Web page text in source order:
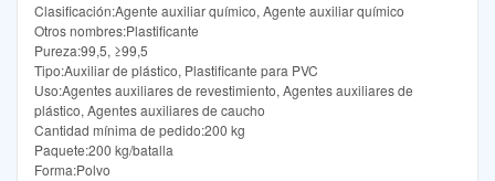
Clasificación:Agente auxiliar químico, Agente auxiliar químico
Otros nombres:Plastificante
Pureza:99,5, ≥99,5
Tipo:Auxiliar de plástico, Plastificante para PVC
Uso:Agentes auxiliares de revestimiento, Agentes auxiliares de
plástico, Agentes auxiliares de caucho
Cantidad mínima de pedido:200 kg
Paquete:200 kg/batalla
Forma:Polvo